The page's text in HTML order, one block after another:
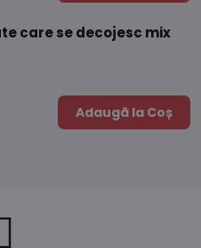
care se decojesc mix
Adaugă la Coș